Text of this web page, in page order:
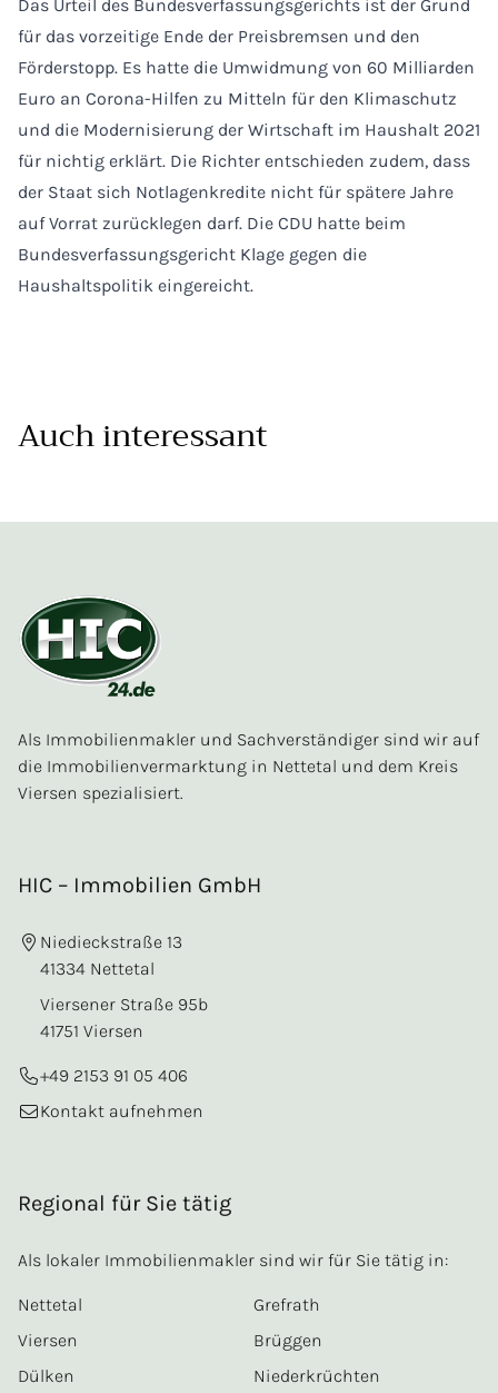
Das Urteil des Bundesverfassungsgerichts ist der Grund
für das vorzeitige Ende der Preisbremsen und den
Förderstopp. Es hatte die Umwidmung von 60 Milliarden
Euro an Corona-Hilfen zu Mitteln für den Klimaschutz
und die Modernisierung der Wirtschaft im Haushalt 2021
für nichtig erklärt. Die Richter entschieden zudem, dass
der Staat sich Notlagenkredite nicht für spätere Jahre
auf Vorrat zurücklegen darf. Die CDU hatte beim
Bundesverfassungsgericht Klage gegen die
Haushaltspolitik eingereicht.
Auch interessant
Als Immobilienmakler und Sachverständiger sind wir auf
die Immobilienvermarktung in Nettetal und dem Kreis
Viersen spezialisiert.
HIC – Immobilien GmbH
Niedieckstraße 13
41334 Nettetal
Viersener Straße 95b
41751 Viersen
+49 2153 91 05 406
Kontakt aufnehmen
Regional für Sie tätig
Als lokaler Immobilienmakler sind wir für Sie tätig in:
Nettetal
Viersen
Dülken
Grefrath
Brüggen
Niederkrüchten